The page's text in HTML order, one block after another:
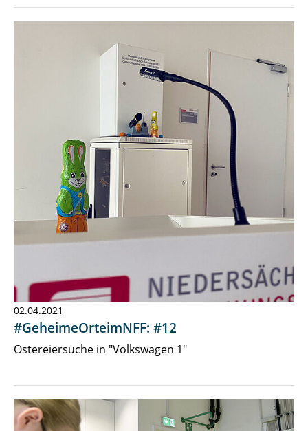
02.04.2021
#GeheimeOrteimNFF: #12
Ostereiersuche in "Volkswagen 1"